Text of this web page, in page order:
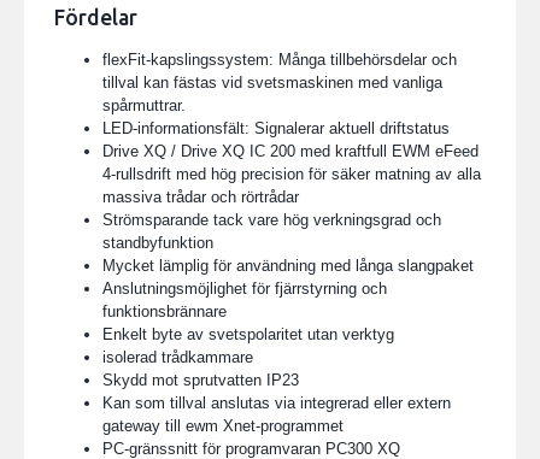
Fördelar
flexFit-kapslingssystem: Många tillbehörsdelar och
tillval kan fästas vid svetsmaskinen med vanliga
spårmuttrar.
LED-informationsfält: Signalerar aktuell driftstatus
Drive XQ / Drive XQ IC 200 med kraftfull EWM eFeed
4-rullsdrift med hög precision för säker matning av alla
massiva trådar och rörtrådar
Strömsparande tack vare hög verkningsgrad och
standbyfunktion
Mycket lämplig för användning med långa slangpaket
Anslutningsmöjlighet för fjärrstyrning och
funktionsbrännare
Enkelt byte av svetspolaritet utan verktyg
isolerad trådkammare
Skydd mot sprutvatten IP23
Kan som tillval anslutas via integrerad eller extern
gateway till ewm Xnet-programmet
PC-gränssnitt för programvaran PC300 XQ